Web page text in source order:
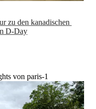
zu den kanadischen
D-Day
von paris-1